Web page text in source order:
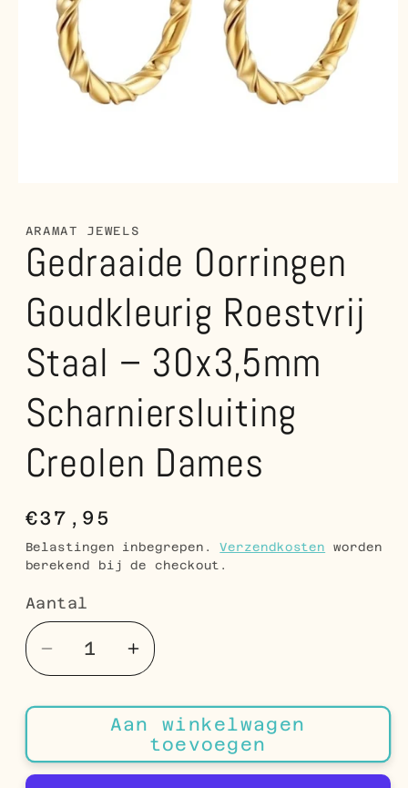
oorbellen in
mijn collectie
!
modaal
ARAMAT JEWELS
Gedraaide Oorringen
Goudkleurig Roestvrij
Staal – 30x3,5mm
Scharniersluiting
Creolen Dames
Normale
prijs
€37,95
Belastingen inbegrepen.Verzendkosten worden
berekend bij de checkout.
Aantal
Aantal
Aantal
verlagen
voor
Gedraaide
Oorringen
Goudkleurig
Aantal
verhogen
voor
Gedraaide
Oorringen
Goudkleurig
Aan winkelwagen
toevoegen